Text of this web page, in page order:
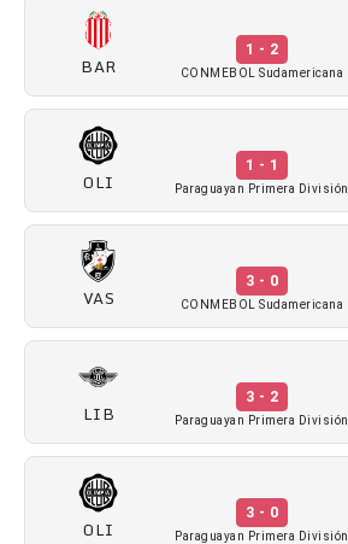
BAR
1 - 2
CONMEBOL Sudamericana
OLI
1 - 1
Paraguayan Primera División
VAS
3 - 0
CONMEBOL Sudamericana
LIB
3 - 2
Paraguayan Primera División
OLI
3 - 0
Paraguayan Primera División